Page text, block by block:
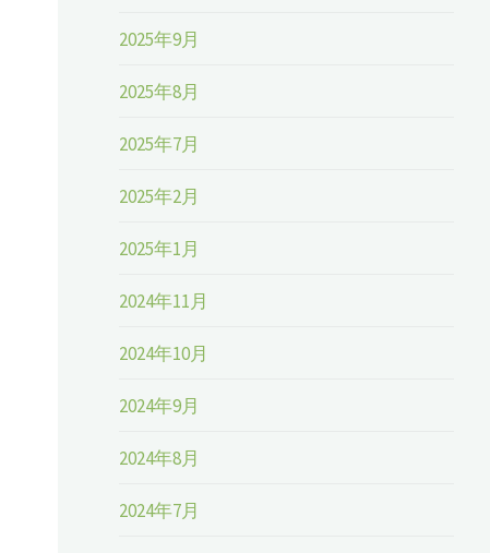
2025年9月
2025年8月
2025年7月
2025年2月
2025年1月
2024年11月
2024年10月
2024年9月
2024年8月
2024年7月